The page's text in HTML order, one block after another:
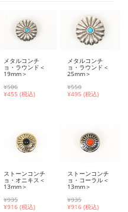
メタルコンチ
ョ・ラウンド＜
19mm＞
¥506
¥455 (税込)
メタルコンチ
ョ・ラウンド＜
25mm＞
¥550
¥495 (税込)
ストーンコンチ
ョ・オニキス＜
13mm＞
¥935
¥916 (税込)
ストーンコンチ
ョ・コーラル＜
13mm＞
¥935
¥916 (税込)